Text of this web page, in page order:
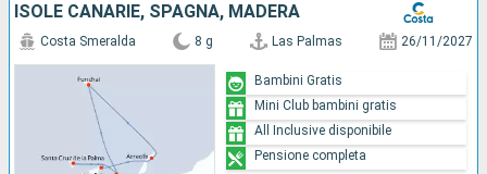
ISOLE CANARIE, SPAGNA, MADERA
Costa Smeralda 8 g Las Palmas 26/11/2027
Bambini Gratis
Mini Club bambini gratis
All Inclusive disponibile
Pensione completa